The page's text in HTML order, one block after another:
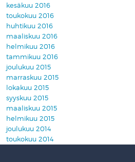
kesäkuu 2016
toukokuu 2016
huhtikuu 2016
maaliskuu 2016
helmikuu 2016
tammikuu 2016
joulukuu 2015
marraskuu 2015
lokakuu 2015
syyskuu 2015
maaliskuu 2015
helmikuu 2015
joulukuu 2014
toukokuu 2014